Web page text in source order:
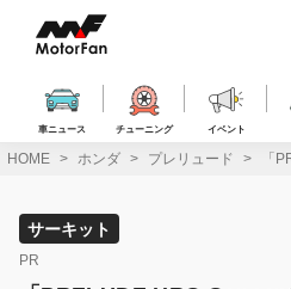
ス
車ニュース チューニング イベント
HOME ホンダ プレリュード 「
サーキット
PR